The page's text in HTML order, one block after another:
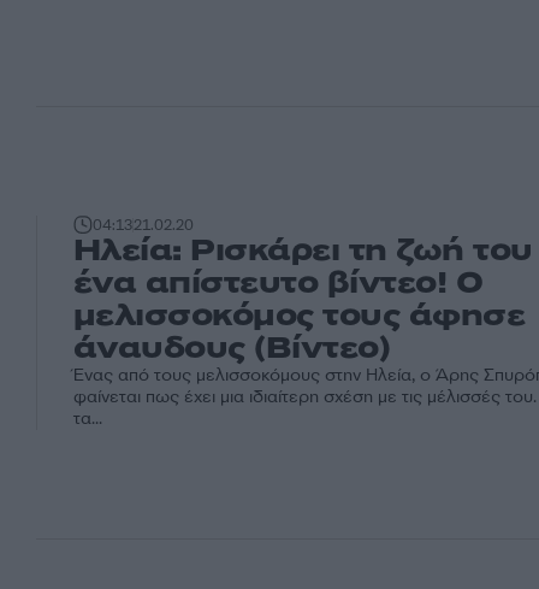
04:1321.02.20
Ηλεία: Ρισκάρει τη ζωή
ένα απίστευτο βίντεο! Ο
μελισσοκόμος τους άφησε
άναυδους (Βίντεο)
Ένας από τους μελισσοκόμους στην Ηλεία, ο Άρης
φαίνεται πως έχει μια ιδιαίτερη σχέση με τις μέλισσές
τα...